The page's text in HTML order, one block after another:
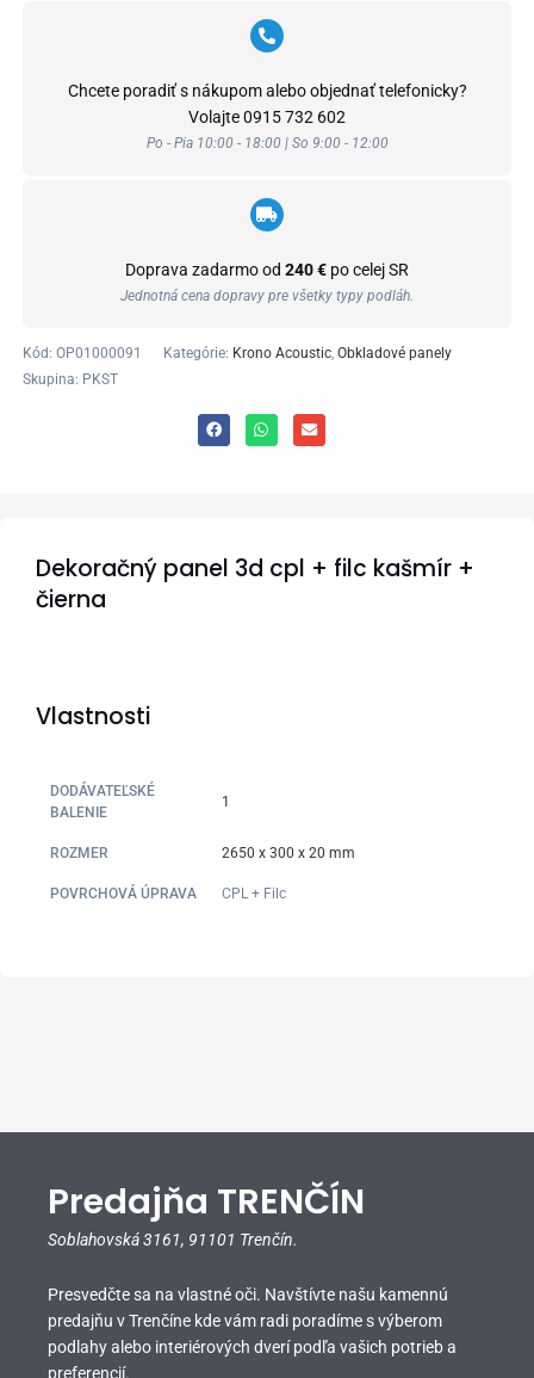
Chcete poradiť s nákupom alebo objednať telefonicky?
Volajte0915 732 602
Po - Pia 10:00 - 18:00 | So 9:00 - 12:00
Doprava zadarmo od 240 € po celej SR
Jednotná cena dopravy pre všetky typy podláh.
Kód: OP01000091 Kategórie: Krono Acoustic, Obkladové panely
Skupina: PKST
Dekoračný panel 3d cpl + filc kašmír +
čierna
Vlastnosti
DODÁVATEĽSKÉ
BALENIE
1
ROZMER 2650 x 300 x 20 mm
POVRCHOVÁ ÚPRAVA CPL + Filc
Predajňa TRENČÍN
Soblahovská 3161, 91101 Trenčín.
Presvedčte sa na vlastné oči. Navštívte našu kamennú
predajňu v Trenčíne kde vám radi poradíme s výberom
podlahy alebo interiérových dverí podľa vašich potrieb a
preferencií.